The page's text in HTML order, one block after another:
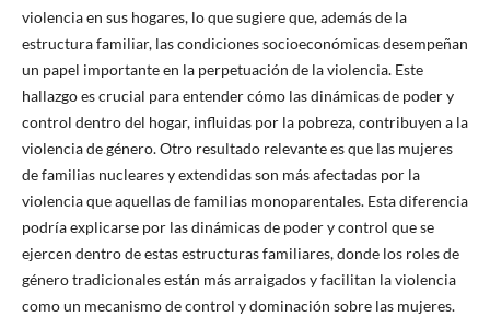
violencia en sus hogares, lo que sugiere que, además de la
estructura familiar, las condiciones socioeconómicas desempeñan
un papel importante en la perpetuación de la violencia. Este
hallazgo es crucial para entender cómo las dinámicas de poder y
control dentro del hogar, influidas por la pobreza, contribuyen a la
violencia de género. Otro resultado relevante es que las mujeres
de familias nucleares y extendidas son más afectadas por la
violencia que aquellas de familias monoparentales. Esta diferencia
podría explicarse por las dinámicas de poder y control que se
ejercen dentro de estas estructuras familiares, donde los roles de
género tradicionales están más arraigados y facilitan la violencia
como un mecanismo de control y dominación sobre las mujeres.